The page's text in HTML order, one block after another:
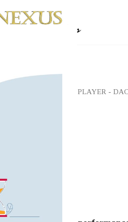
CD PLAYER -
ATC CD2
Overview CD2